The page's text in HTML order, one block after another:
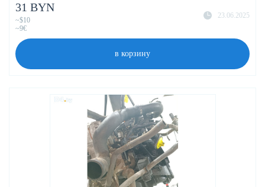
23.06.2025
31 BYN
~$10
~9€
в корзину